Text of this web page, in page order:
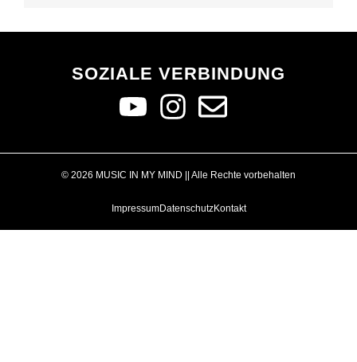
SOZIALE VERBINDUNG
© 2026 MUSIC IN MY MIND || Alle Rechte vorbehalten
ImpressumDatenschutzKontakt